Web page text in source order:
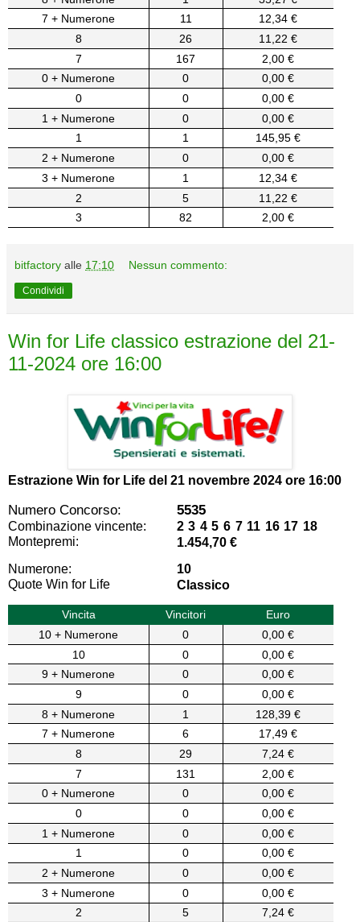
7 + Numerone
11
12,34 €
8
26
11,22 €
7
167
2,00 €
0 + Numerone
0
0,00 €
0
0
0,00 €
1 + Numerone
0
0,00 €
1
1
145,95 €
2 + Numerone
0
0,00 €
3 + Numerone
1
12,34 €
2
5
11,22 €
3
82 2,00 €
bitfactory alle 17:10 Nessun commento:
Condividi
Win for Life classico estrazione del 21-
11-2024 ore 16:00
Estrazione Win for Life del 21 novembre 2024 ore 16:00
Numero Concorso: 5535
Combinazione vincente:
2 3 4 5 6 7 11 16 17 18
Montepremi:
1.454,70 €
Numerone:
10
Quote Win for Life
Classico
Vincita Vincitori
Euro
10 + Numerone
0
0,00 €
10
0
0,00 €
9 + Numerone
0
0,00 €
9
0
0,00 €
8 + Numerone
1
128,39 €
7 + Numerone
6
17,49 €
8
29
7,24 €
7
131
2,00 €
0 + Numerone
0
0,00 €
0
0
0,00 €
1 + Numerone
0
0,00 €
1
0
0,00 €
2 + Numerone
0
0,00 €
3 + Numerone
0
0,00 €
2
5
7,24 €